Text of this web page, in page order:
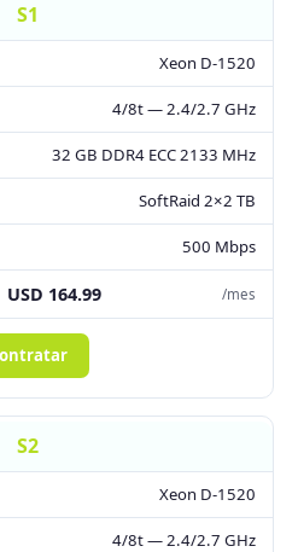
S1
Xeon D-1520
4/8t — 2.4/2.7 GHz
32 GB DDR4 ECC 2133 MHz
SoftRaid 2×2 TB
500 Mbps
USD 164.99 /mes
S2
Xeon D-1520
4/8t — 2.4/2.7 GHz